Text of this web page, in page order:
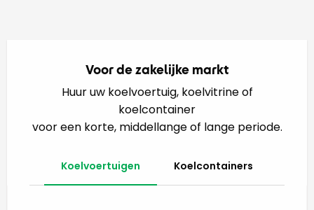
Voor de zakelijke markt
Huur uw koelvoertuig, koelvitrine of
koelcontainer
voor een korte, middellange of lange periode.
Koelvoertuigen Koelcontainers